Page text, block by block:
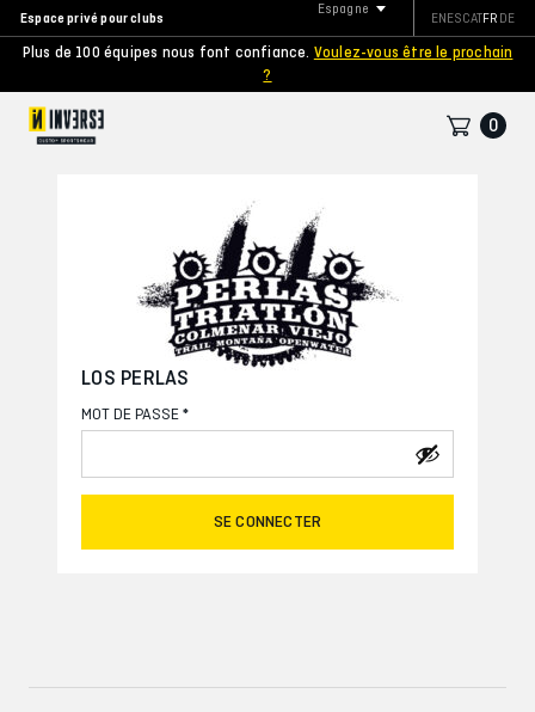
Espace privé pour clubs
Plus de 100 équipes nous font confiance. Voulez-vous être le prochain
?
Espagne
ENESCATFR DE
0
LOS PERLAS
MOT DE PASSE *
SE CONNECTER